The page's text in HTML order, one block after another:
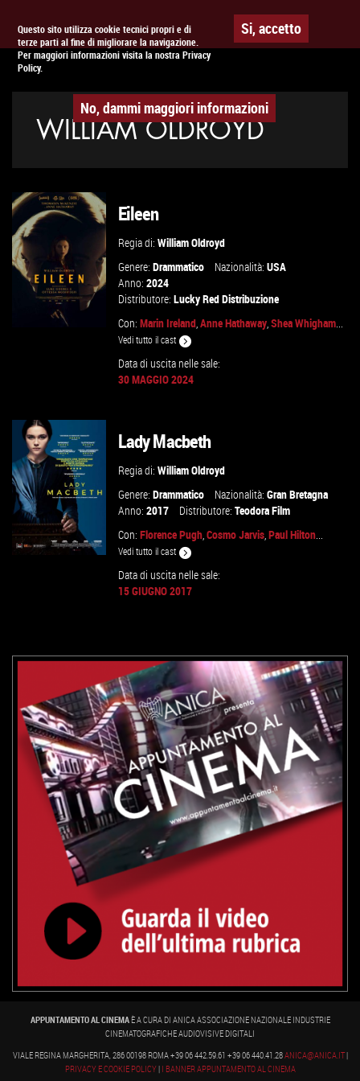
Questo sito utilizza cookie tecnici propri e di
terze parti al fine di migliorare la navigazione.
Per maggiori informazioni visita la nostra Privacy
Policy.
Si, accetto
No, dammi maggiori informazioni
APPUNTAMENTO AL CINEMA
WILLIAM OLDROYD
VAI ALLA SCHEDA
Eileen
Regia di:William Oldroyd
Genere:Drammatico Nazionalità:USA
Anno:2024
Distributore:Lucky Red Distribuzione
Con:Marin Ireland,Anne Hathaway,Shea Whigham...
Vedi tutto il cast
Data di uscita nelle sale:
30 MAGGIO 2024
VAI ALLA SCHEDA
Lady Macbeth
Regia di:William Oldroyd
Genere:Drammatico Nazionalità:Gran Bretagna
Anno:2017 Distributore:Teodora Film
Con:Florence Pugh,Cosmo Jarvis,Paul Hilton...
Vedi tutto il cast
Data di uscita nelle sale:
15 GIUGNO 2017
APPUNTAMENTO AL CINEMAÈ A CURA DI ANICA ASSOCIAZIONE NAZIONALE INDUSTRIE
CINEMATOGRAFICHE AUDIOVISIVE DIGITALI
VIALE REGINA MARGHERITA, 286 00198 ROMA +39 06 442.59.61 +39 06 440.41.28ANICA@ANICA.IT|
PRIVACY E COOKIE POLICY| I BANNER APPUNTAMENTO AL CINEMA